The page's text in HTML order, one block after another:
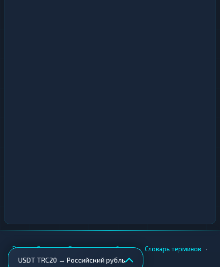
USDT TRC20 → Российский рубль
Вики • Города • Безопасность обмена • Словарь терминов •
AML-проверка